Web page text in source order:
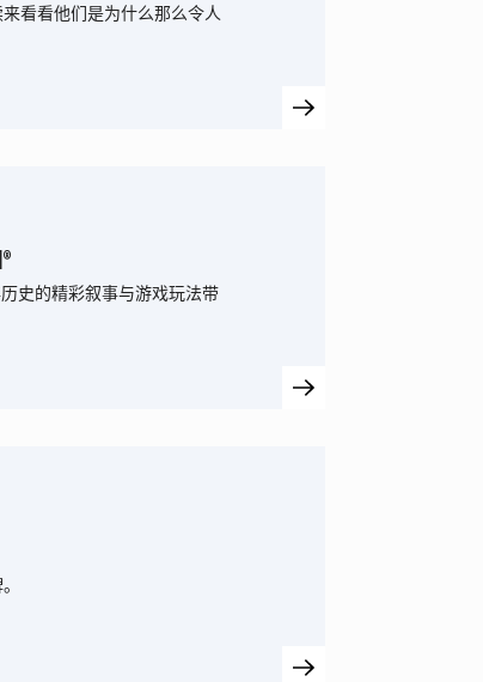
看看他们是为什么那么令人
史的精彩叙事与游戏玩法带